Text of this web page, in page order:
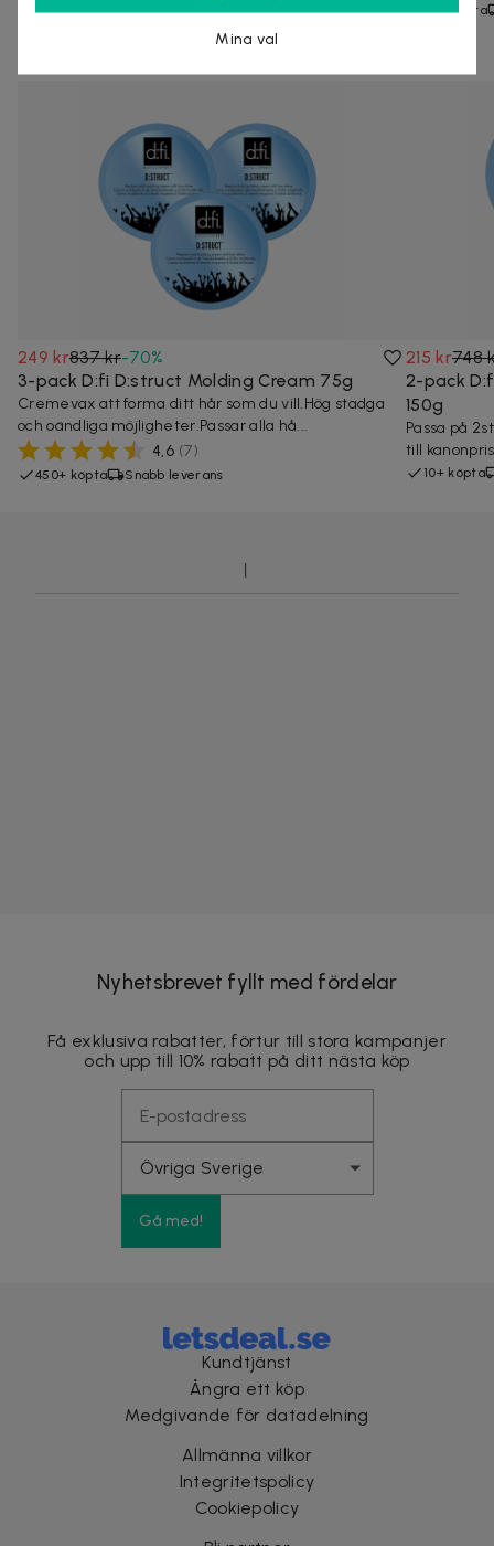
90+ köpta Snabb leverans 40+ köpta
Se liknande deals
249 kr837 kr-70%
3-pack D:fi D:struct Molding Cream 75g
Cremevax att forma ditt hår som du vill.Hög stadga
och oändliga möjligheter.Passar alla hå...
4,6 (7)
450+ köpta Snabb leverans
215 kr748
2-pack
150g
Passa på
till
10+ köpta
Nyhetsbrevet fyllt med fördelar
Få exklusiva rabatter, förtur till stora kampanjer
och upp till 10% rabatt på ditt nästa köp
Gå med!
Kundtjänst
Ångra ett köp
Medgivande för datadelning
Allmänna villkor
Integritetspolicy
Cookiepolicy
Mina val